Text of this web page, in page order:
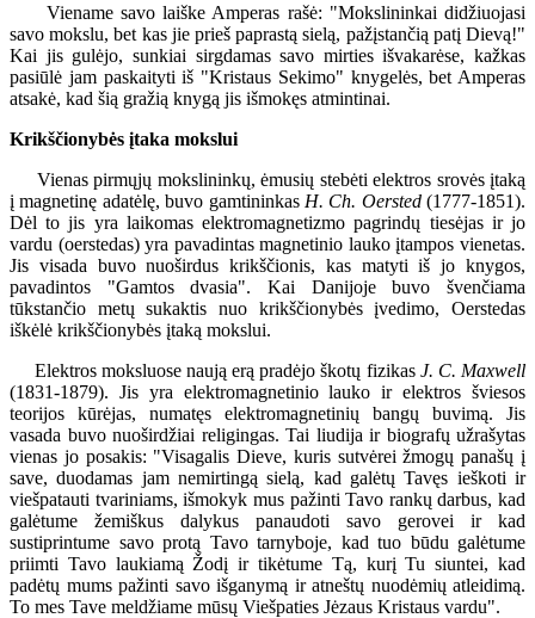
Viename savo laiške Amperas rašė: "Mokslininkai didžiuojasi
savo mokslu, bet kas jie prieš paprastą sielą, pažįstančią patį Dievą!"
Kai jis gulėjo, sunkiai sirgdamas savo mirties išvakarėse, kažkas
pasiūlė jam paskaityti iš "Kristaus Sekimo" knygelės, bet Amperas
atsakė, kad šią gražią knygą jis išmokęs atmintinai.
Krikščionybės įtaka mokslui
Vienas pirmųjų mokslininkų, ėmusių stebėti elektros srovės įtaką
į magnetinę adatėlę, buvo gamtininkas H. Ch. Oersted(1777-1851).
Dėl to jis yra laikomas elektromagnetizmo pagrindų tiesėjas ir jo
vardu (oerstedas) yra pavadintas magnetinio lauko įtampos vienetas.
Jis visada buvo nuoširdus krikščionis, kas matyti iš jo knygos,
pavadintos "Gamtos dvasia". Kai Danijoje buvo švenčiama
tūkstančio metų sukaktis nuo krikščionybės įvedimo, Oerstedas
iškėlė krikščionybės įtaką mokslui.
Elektros moksluose naują erą pradėjo škotų fizikas J. C. Maxwell
(1831-1879). Jis yra elektromagnetinio lauko ir elektros šviesos
teorijos kūrėjas, numatęs elektromagnetinių bangų buvimą. Jis
vasada buvo nuoširdžiai religingas. Tai liudija ir biografų užrašytas
vienas jo posakis: "Visagalis Dieve, kuris sutvėrei žmogų panašų į
save, duodamas jam nemirtingą sielą, kad galėtų Tavęs ieškoti ir
viešpatauti tvariniams, išmokyk mus pažinti Tavo rankų darbus, kad
galėtume žemiškus dalykus panaudoti savo gerovei ir kad
sustiprintume savo protą Tavo tarnyboje, kad tuo būdu galėtume
priimti Tavo laukiamą Žodį ir tikėtume Tą, kurį Tu siuntei, kad
padėtų mums pažinti savo išganymą ir atneštų nuodėmių atleidimą.
To mes Tave meldžiame mūsų Viešpaties Jėzaus Kristaus vardu".